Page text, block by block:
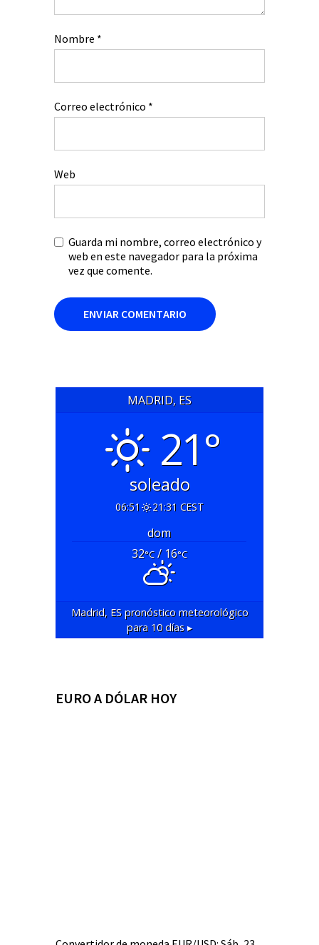
Nombre *
Correo electrónico *
Web
Guarda mi nombre, correo electrónico y
web en este navegador para la próxima
vez que comente.
MADRID, ES
21°
soleado
06:51 21:31 CEST
dom
32°C/ 16°C
Madrid, ESpronóstico meteorológico
para 10 días ▸
EURO A DÓLAR HOY